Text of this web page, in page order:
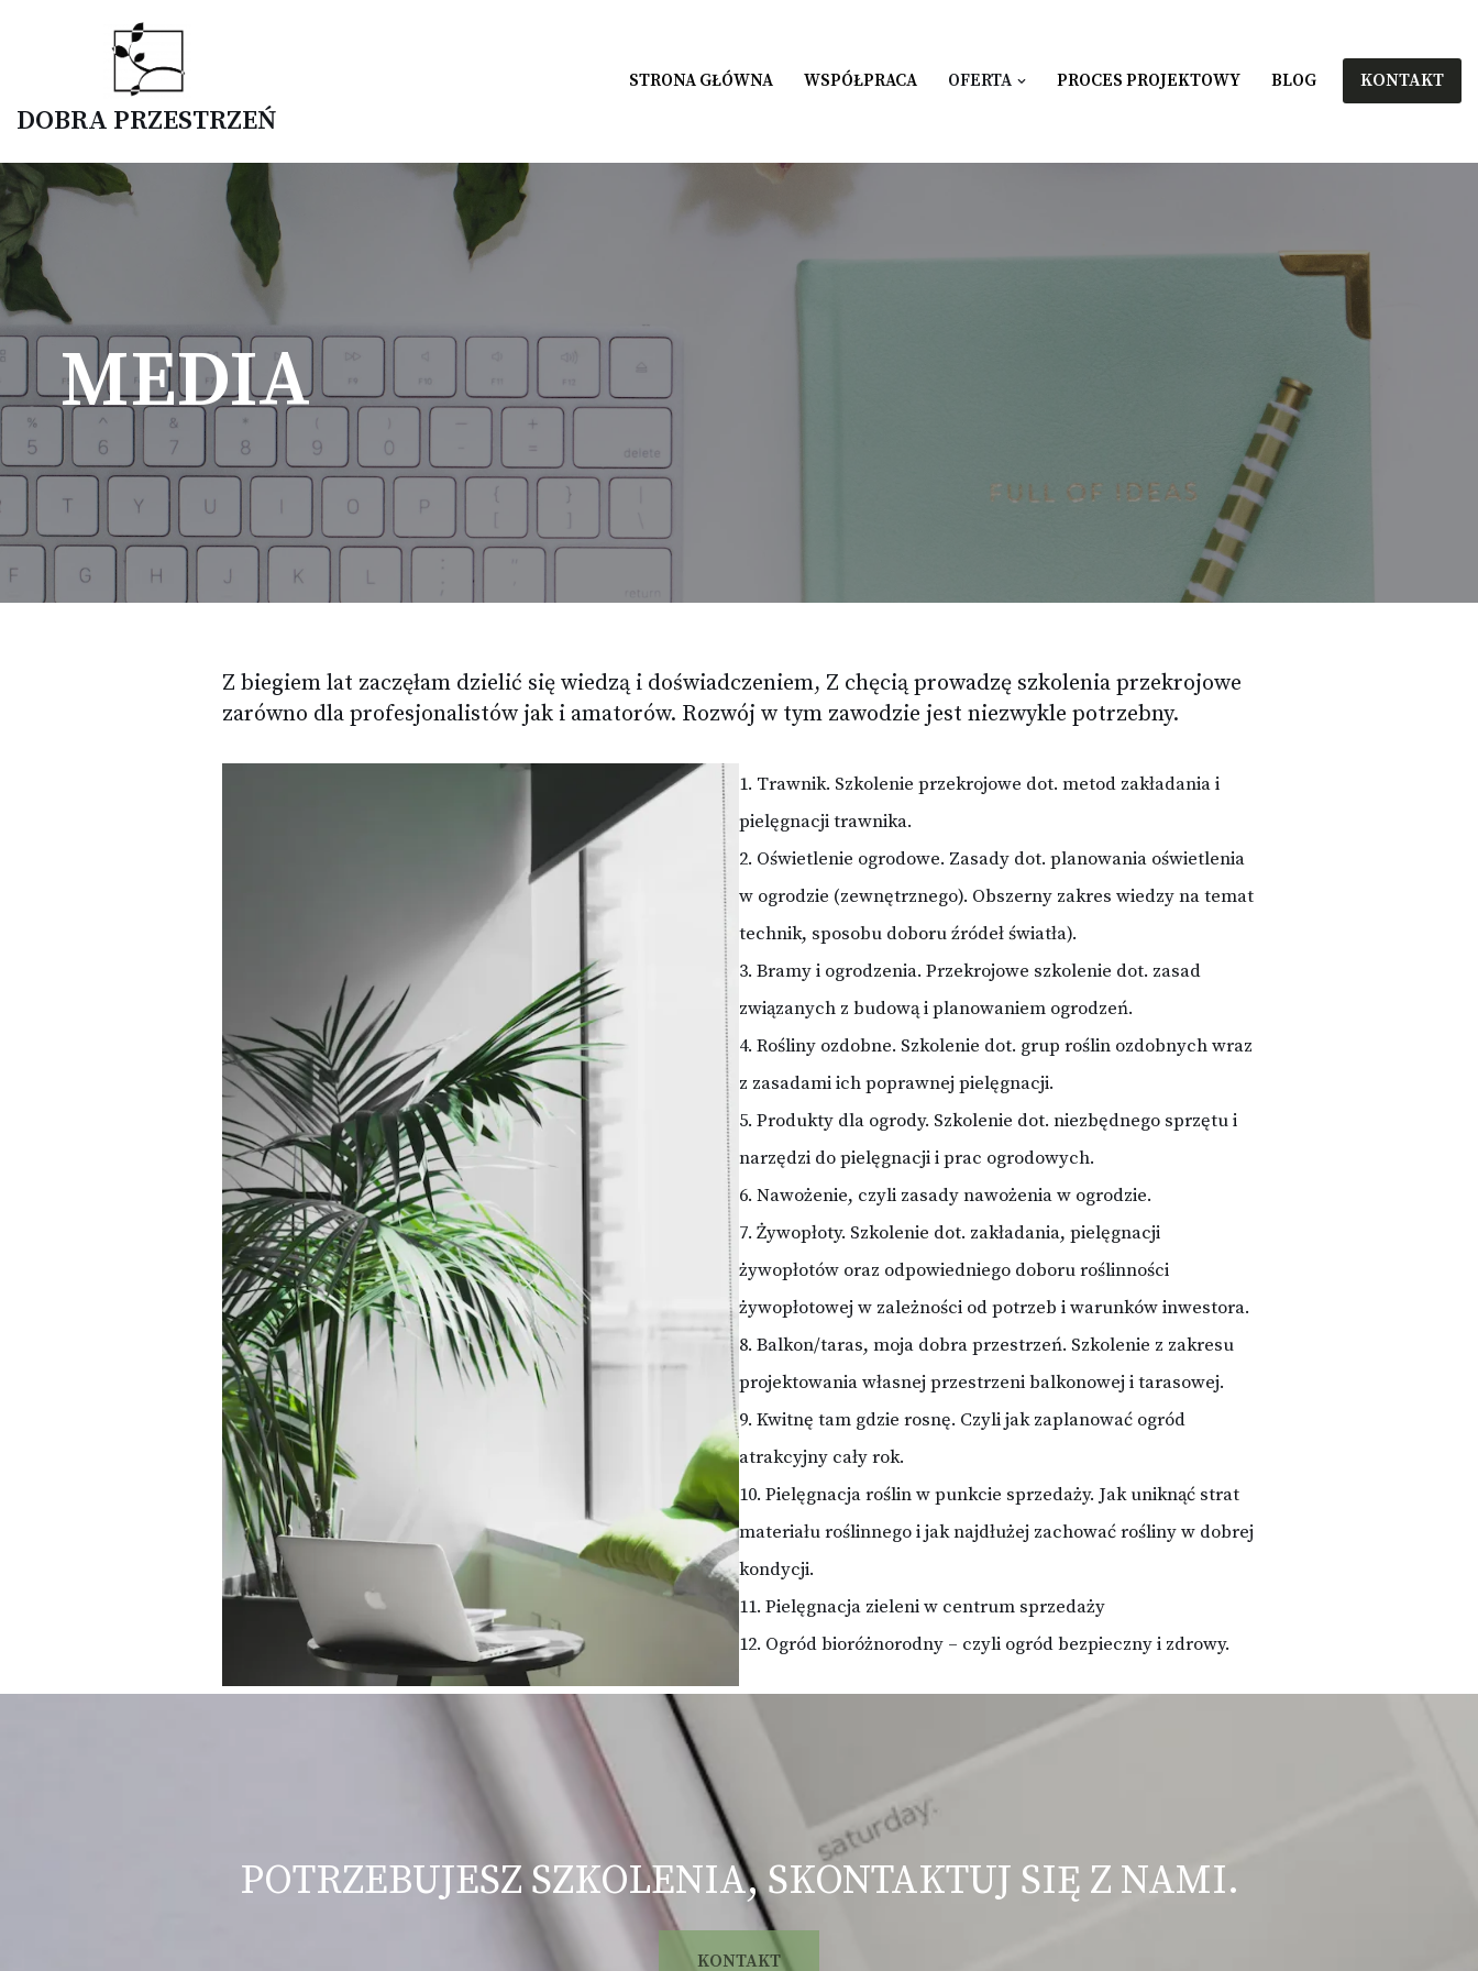
treści
DOBRA PRZESTRZEŃ
STRONA GŁÓWNA WSPÓŁPRACA OFERTA PROCES PROJEKTOWY BLOG KONTAKT
MEDIA
Z biegiem lat zaczęłam dzielić się wiedzą i doświadczeniem, Z chęcią prowadzę szkolenia przekrojowe
zarówno dla profesjonalistów jak i amatorów. Rozwój w tym zawodzie jest niezwykle potrzebny.
1. Trawnik. Szkolenie przekrojowe dot. metod zakładania i
pielęgnacji trawnika.
2. Oświetlenie ogrodowe. Zasady dot. planowania oświetlenia
w ogrodzie (zewnętrznego). Obszerny zakres wiedzy na temat
technik, sposobu doboru źródeł światła).
3. Bramy i ogrodzenia. Przekrojowe szkolenie dot. zasad
związanych z budową i planowaniem ogrodzeń.
4. Rośliny ozdobne. Szkolenie dot. grup roślin ozdobnych wraz
z zasadami ich poprawnej pielęgnacji.
5. Produkty dla ogrody. Szkolenie dot. niezbędnego sprzętu i
narzędzi do pielęgnacji i prac ogrodowych.
6. Nawożenie, czyli zasady nawożenia w ogrodzie.
7. Żywopłoty. Szkolenie dot. zakładania, pielęgnacji
żywopłotów oraz odpowiedniego doboru roślinności
żywopłotowej w zależności od potrzeb i warunków inwestora.
8. Balkon/taras, moja dobra przestrzeń. Szkolenie z zakresu
projektowania własnej przestrzeni balkonowej i tarasowej.
9. Kwitnę tam gdzie rosnę. Czyli jak zaplanować ogród
atrakcyjny cały rok.
10. Pielęgnacja roślin w punkcie sprzedaży. Jak uniknąć strat
materiału roślinnego i jak najdłużej zachować rośliny w dobrej
kondycji.
11. Pielęgnacja zieleni w centrum sprzedaży
12. Ogród bioróżnorodny – czyli ogród bezpieczny i zdrowy.
POTRZEBUJESZ SZKOLENIA, SKONTAKTUJ SIĘ Z NAMI.
KONTAKT